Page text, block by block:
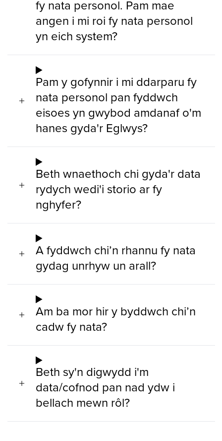
fy nata personol. Pam mae
angen i mi roi fy nata personol
yn eich system?
Pam y gofynnir i mi ddarparu fy
nata personol pan fyddwch
eisoes yn gwybod amdanaf o'm
hanes gyda'r Eglwys?
Beth wnaethoch chi gyda'r data
rydych wedi'i storio ar fy
nghyfer?
A fyddwch chi’n rhannu fy nata
gydag unrhyw un arall?
Am ba mor hir y byddwch chi’n
cadw fy nata?
Beth sy'n digwydd i'm
data/cofnod pan nad ydw i
bellach mewn rôl?